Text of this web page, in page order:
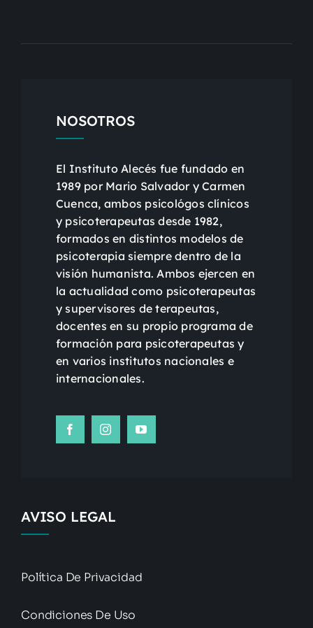
NOSOTROS
El Instituto Alecés fue fundado en
1989 por Mario Salvador y Carmen
Cuenca, ambos psicológos clínicos
y psicoterapeutas desde 1982,
formados en distintos modelos de
psicoterapia siempre dentro de la
visión humanista. Ambos ejercen en
la actualidad como psicoterapeutas
y supervisores de terapeutas,
docentes en su propio programa de
formación para psicoterapeutas y
en varios institutos nacionales e
internacionales.
AVISO LEGAL
Política De Privacidad
Condiciones De Uso